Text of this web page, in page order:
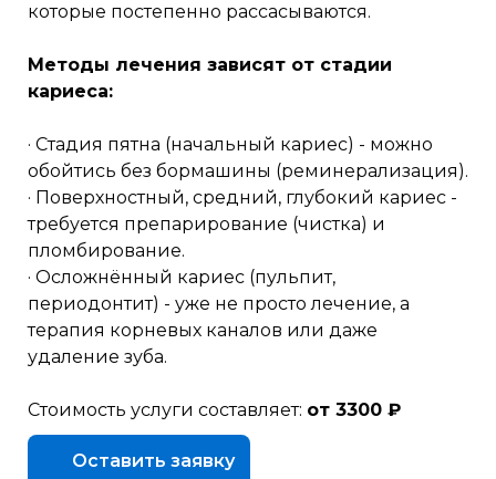
которые постепенно рассасываются.
Методы лечения зависят от стадии
кариеса:
· Стадия пятна (начальный кариес) - можно
обойтись без бормашины (реминерализация).
· Поверхностный, средний, глубокий кариес -
требуется препарирование (чистка) и
пломбирование.
· Осложнённый кариес (пульпит,
периодонтит) - уже не просто лечение, а
терапия корневых каналов или даже
удаление зуба.
Стоимость услуги составляет: от 3300 ₽
Оставить заявку